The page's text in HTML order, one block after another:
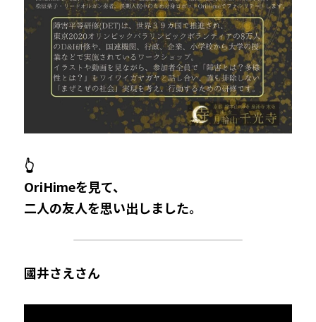
👆
OriHimeを見て、
二人の友人を思い出しました。
國井さえさん